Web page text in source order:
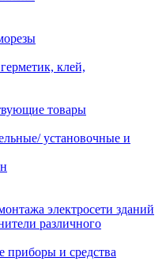
клей,
товары
установочные и
электросети зданий
различного
приборы и средства